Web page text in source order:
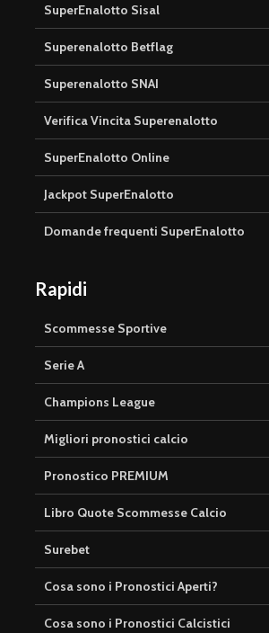
SuperEnalotto Sisal
Superenalotto Betflag
Superenalotto SNAI
Verifica Vincita Superenalotto
SuperEnalotto Online
Jackpot SuperEnalotto
Domande frequenti SuperEnalotto
Rapidi
Scommesse Sportive
Serie A
Champions League
Migliori pronostici calcio
Pronostico PREMIUM
Libro Quote Scommesse Calcio
Surebet
Cosa sono i Pronostici Aperti?
Cosa sono i Pronostici Calcistici